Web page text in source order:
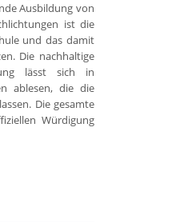
Ausbildung von
ist die
und das damit
Die nachhaltige
lässt sich in
ablesen, die die
Die gesamte
Würdigung